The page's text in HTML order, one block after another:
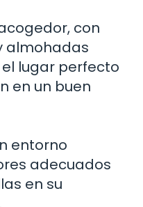
con
almohadas
lugar perfecto
en un buen
entorno
adecuados
en su